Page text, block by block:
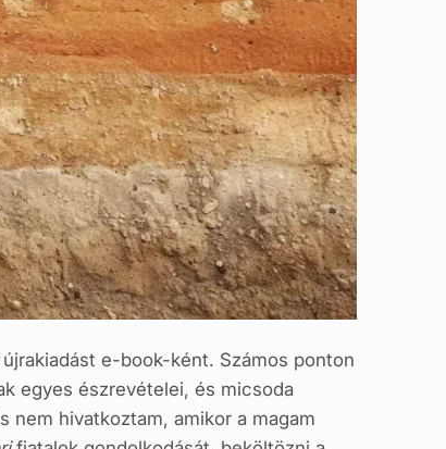
e-book-ként. Számos ponton
egyes észrevételei, és micsoda
hivatkoztam, amikor a magam